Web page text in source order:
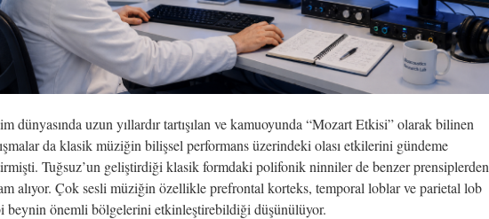
dünyasında uzun yıllardır tartışılan ve kamuoyunda “Mozart Etkisi” olarak bilinen
da klasik müziğin bilişsel performans üzerindeki olası etkilerini gündeme
Tuğsuz’un geliştirdiği klasik formdaki polifonik ninniler de benzer prensiplerden
alıyor. Çok sesli müziğin özellikle prefrontal korteks, temporal loblar ve parietal lob
beynin önemli bölgelerini etkinleştirebildiği düşünülüyor.